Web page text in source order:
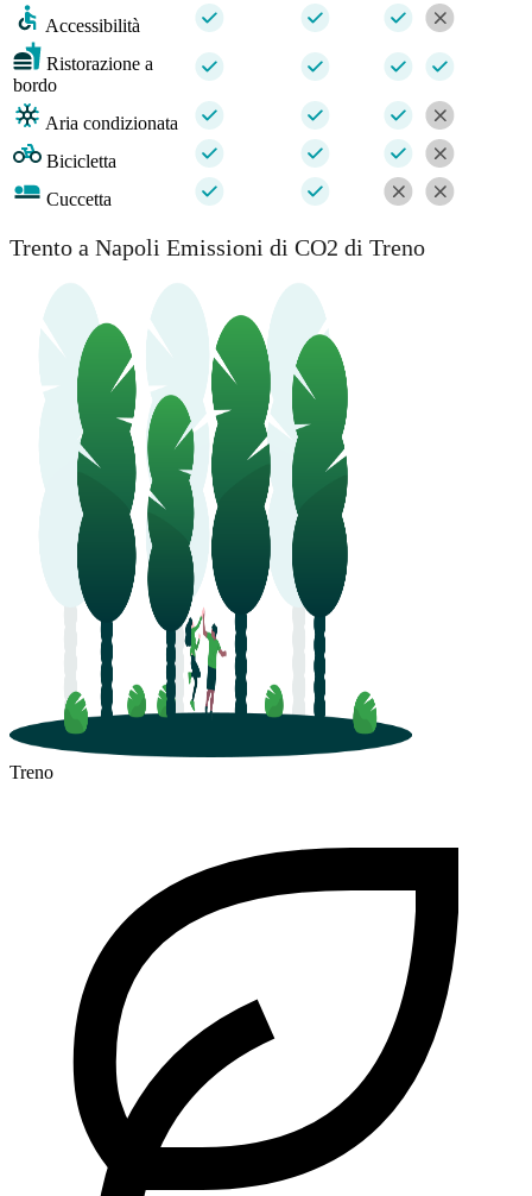
Accessibilità
Ristorazione a
bordo
Aria condizionata
Bicicletta
Cuccetta
Trento a Napoli Emissioni di CO2 di Treno
Treno